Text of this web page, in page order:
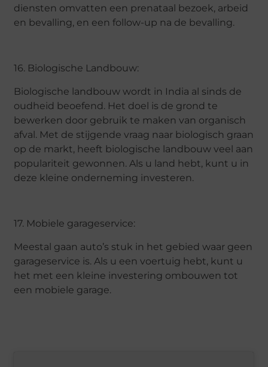
diensten omvatten een prenataal bezoek, arbeid
en bevalling, en een follow-up na de bevalling.
16. Biologische Landbouw:
Biologische landbouw wordt in India al sinds de
oudheid beoefend. Het doel is de grond te
bewerken door gebruik te maken van organisch
afval. Met de stijgende vraag naar biologisch graan
op de markt, heeft biologische landbouw veel aan
populariteit gewonnen. Als u land hebt, kunt u in
deze kleine onderneming investeren.
17. Mobiele garageservice:
Meestal gaan auto’s stuk in het gebied waar geen
garageservice is. Als u een voertuig hebt, kunt u
het met een kleine investering ombouwen tot
een mobiele garage.